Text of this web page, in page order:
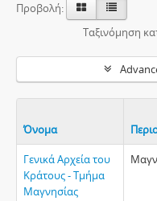
Προβολή:
Ταξινόμηση
Όνομα
Γενικά Αρχεία του
Κράτους - Τμήμα
Μαγνησίας